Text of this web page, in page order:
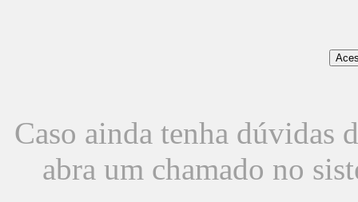
Caso ainda tenha dúvidas
abra um chamado no